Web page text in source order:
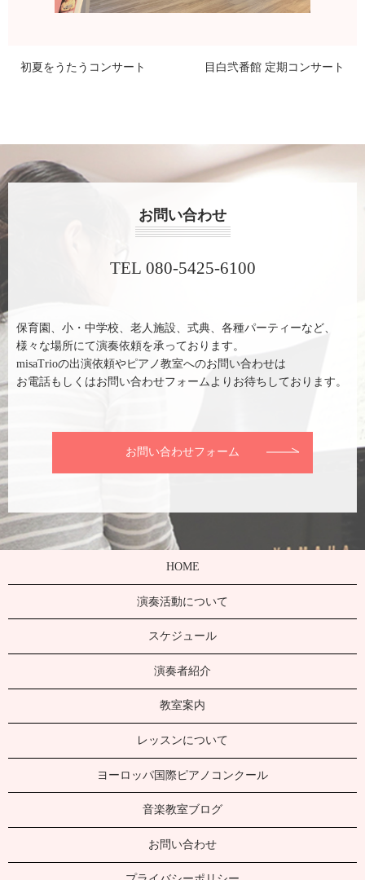
初夏をうたうコンサート 目白弐番館 定期コンサート
お問い合わせ
TEL 080-5425-6100
保育園、小・中学校、老人施設、式典、各種パーティーなど、
様々な場所にて演奏依頼を承っております。
misaTrioの出演依頼やピアノ教室へのお問い合わせは
お電話もしくはお問い合わせフォームよりお待ちしております。
お問い合わせフォーム
HOME
演奏活動について
スケジュール
演奏者紹介
教室案内
レッスンについて
ヨーロッパ国際ピアノコンクール
音楽教室ブログ
お問い合わせ